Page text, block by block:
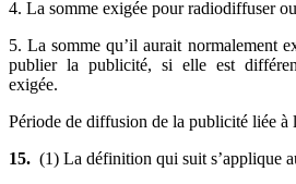
4. La somme exigée pour radiodiffuser
5. La somme qu’il aurait normalement
publier la publicité, si elle est
exigée.
Période de diffusion de la publicité liée à
15. (1) La définition qui suit s’applique